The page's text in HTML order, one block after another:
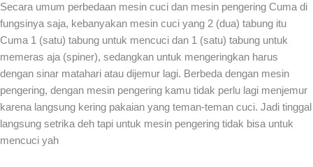
Secara umum perbedaan mesin cuci dan mesin pengering Cuma di
fungsinya saja, kebanyakan mesin cuci yang 2 (dua) tabung itu
Cuma 1 (satu) tabung untuk mencuci dan 1 (satu) tabung untuk
memeras aja (spiner), sedangkan untuk mengeringkan harus
dengan sinar matahari atau dijemur lagi. Berbeda dengan mesin
pengering, dengan mesin pengering kamu tidak perlu lagi menjemur
karena langsung kering pakaian yang teman-teman cuci. Jadi tinggal
langsung setrika deh tapi untuk mesin pengering tidak bisa untuk
mencuci yah